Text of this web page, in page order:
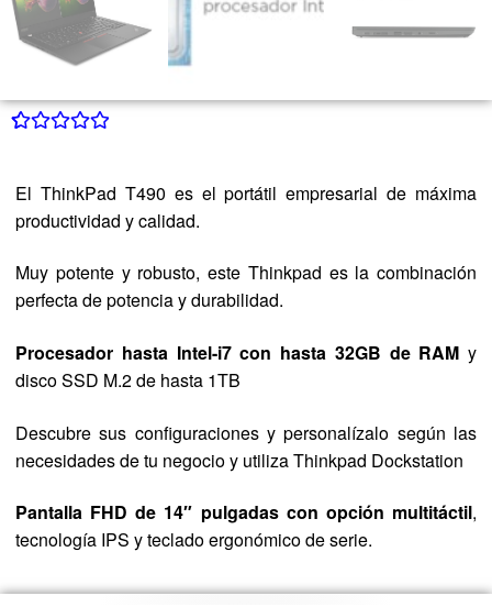
base a
valoración de
El ThinkPad T490 es el portátil empresarial de máxima
productividad y calidad.
Muy potente y robusto, este Thinkpad es la combinación
perfecta de potencia y durabilidad.
Procesador hasta Intel-i7 con hasta 32GB de RAM y
disco SSD M.2 de hasta 1TB
Descubre sus configuraciones y personalízalo según las
necesidades de tu negocio y utiliza Thinkpad Dockstation
Pantalla FHD de 14″ pulgadas con opción multitáctil,
tecnología IPS y teclado ergonómico de serie.